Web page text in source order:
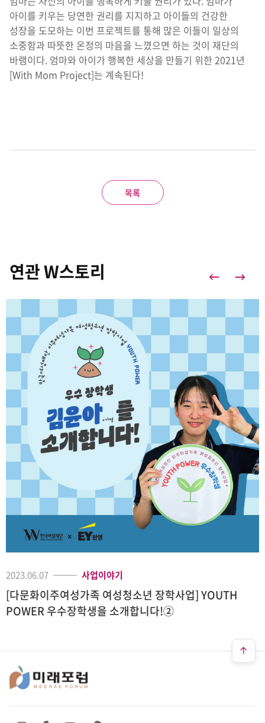
아이를 키우는 당연한 권리를 지지하고 아이들의 건강한
성장을 도모하는 이번 프로젝트를 통해 많은 이들이 일상의
소중함과 따뜻한 온정의 마음을 느꼈으면 하는 것이 재단의
바램이다. 엄마와 아이가 행복한 세상을 만들기 위한 2021년
[With Mom Project]는 계속된다!
목록
연관 W스토리
2023.06.07 사업이야기
[다문화이주여성가족 여성청소년 장학사업] YOUTH
POWER 우수장학생을 소개합니다!②